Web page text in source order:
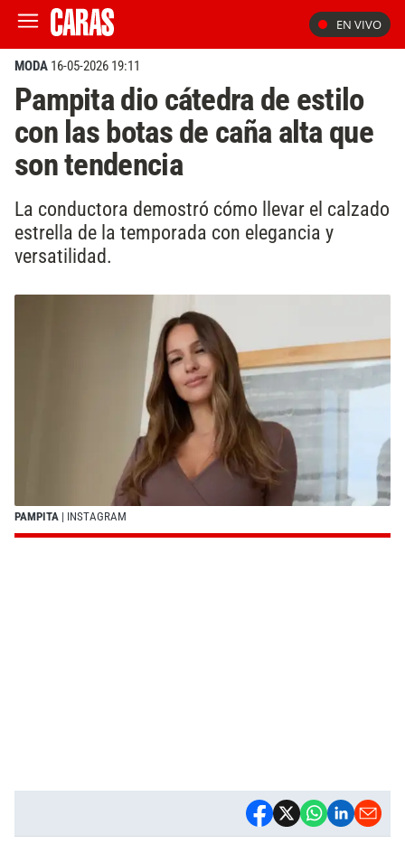
EN VIVO
MODA 16-05-2026 19:11
Pampita dio cátedra de estilo
con las botas de caña alta que
son tendencia
La conductora demostró cómo llevar el calzado
estrella de la temporada con elegancia y
versatilidad.
PAMPITA | INSTAGRAM